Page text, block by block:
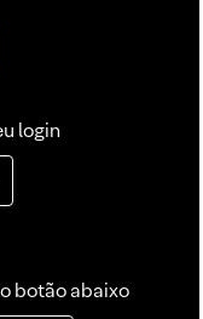
login
botão abaixo